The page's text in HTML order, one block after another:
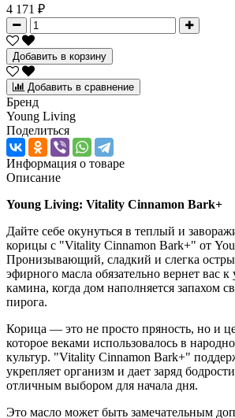
4 171 ₽
Добавить в корзину
Добавить в сравнение
Бренд
Young Living
Поделиться
Информация о товаре
Описание
Young Living: Vitality Cinnamon Bark+
Дайте себе окунуться в теплый и
корицы с "Vitality Cinnamon Bark+" от
Пронизывающий, сладкий и слегка
эфирного масла обязательно вернет вас
камина, когда дом наполняется запахом
пирога.
Корица — это не просто пряность, но и
которое веками использовалось в
культур. "Vitality Cinnamon Bark+"
укрепляет организм и дает заряд
отличным выбором для начала дня.
Это масло может быть замечательным